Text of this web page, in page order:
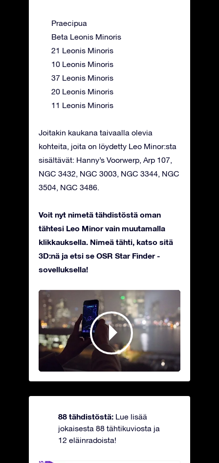
Praecipua
Beta Leonis Minoris
21 Leonis Minoris
10 Leonis Minoris
37 Leonis Minoris
20 Leonis Minoris
11 Leonis Minoris
Joitakin kaukana taivaalla olevia
kohteita, joita on löydetty Leo Minor:sta
sisältävät: Hanny’s Voorwerp, Arp 107,
NGC 3432, NGC 3003, NGC 3344, NGC
3504, NGC 3486.
Voit nyt nimetä tähdistöstä oman
tähtesi Leo Minor vain muutamalla
klikkauksella. Nimeä tähti, katso sitä
3D:nä ja etsi se OSR Star Finder -
sovelluksella!
88 tähdistöstä: Lue lisää
jokaisesta 88 tähtikuviosta ja
12 eläinradoista!